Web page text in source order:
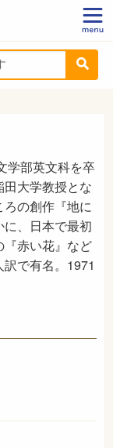
学部英文科を卒
大学教授とな
の創作『地に
、日本で最初
赤い花』など
で有名。1971